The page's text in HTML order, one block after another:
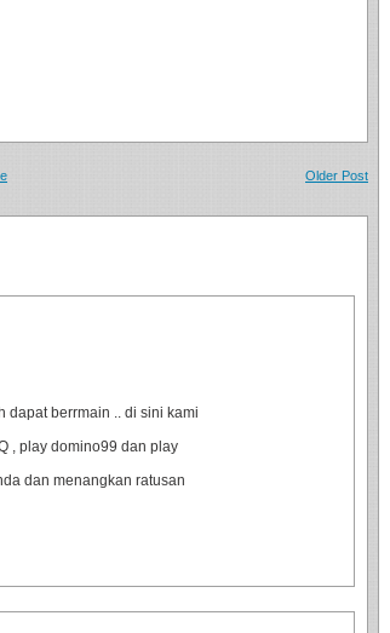
Older Post
dapat berrmain .. di sini kami
, play domino99 dan play
dan menangkan ratusan